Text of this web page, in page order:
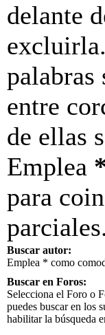
delante
palabras
entre
de ellas
Emplea
para
parciales.
Buscar autor:
Emplea * como
Buscar en Foros:
Selecciona el Foro o
puedes buscar en los
habilitar la búsqueda